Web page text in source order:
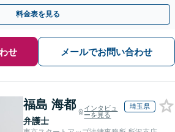
】
料金表を見る
せ メールでお問い合わせ
福島 海都
弁護士
インタビュ
ーを見る
埼玉県